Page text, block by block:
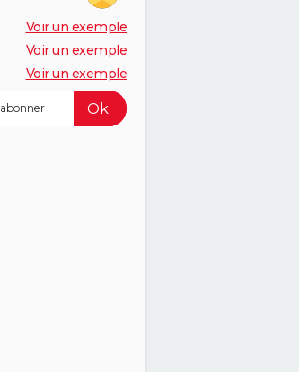
Voir un exemple
Voir un exemple
Voir un exemple